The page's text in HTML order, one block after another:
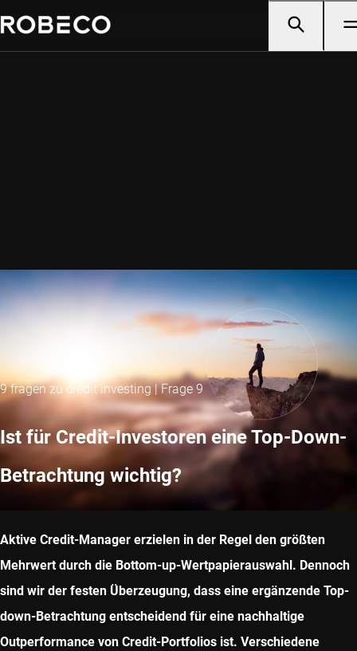
9 fragen zu credit investing | Frage 9
Ist für Credit-Investoren eine Top-Down-
Betrachtung wichtig?
Aktive Credit-Manager erzielen in der Regel den größten
Mehrwert durch die Bottom-up-Wertpapierauswahl. Dennoch
sind wir der festen Überzeugung, dass eine ergänzende Top-
down-Betrachtung entscheidend für eine nachhaltige
Outperformance von Credit-Portfolios ist. Verschiedene